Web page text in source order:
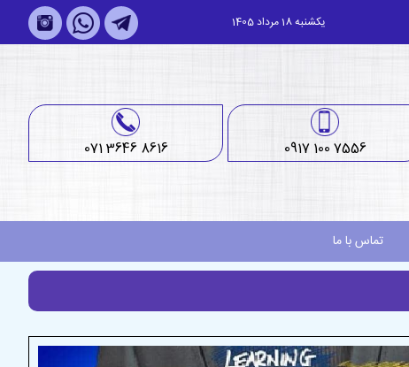
یکشنبه 18 مرداد 1405
0917 100 7556
071 3646 8616
تماس با ما